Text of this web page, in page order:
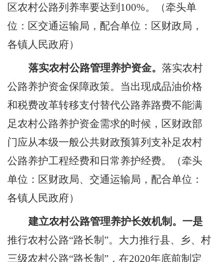
区农村公路列养率要达到 100%。
（牵头单
位：区交通运输局，配合单位： 区财政局，
各镇人民政府）
落实农村公路管理养护资金。 落实农村
公路养护资金保障政策。当出现成品油价格
和税费改革转移支付替代公路养路费不能满
足农村公路养护资金需求的时候 ， 区财政部
门应从本级一般公共财政预算列支补足农村
公路养护工程经费和日常养护经费。
（牵头
单位：区财政局、交通运输局，配合单位：
各镇人民政府）
建立农村公路管理养护长效机制。一是
推行农村公路“路长制 ”。大力推行县、乡、村
三级农村公路“路长制 ” ，在2020年底前制定